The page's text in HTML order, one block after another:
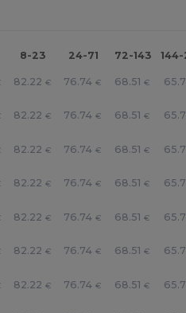
8-23 24-71 72-143
82.22 € 76.74 € 68.51 €
82.22 € 76.74 € 68.51 €
82.22 € 76.74 € 68.51 €
82.22 € 76.74 € 68.51 €
82.22 € 76.74 € 68.51 €
82.22 € 76.74 € 68.51 €
82.22 € 76.74 € 68.51 €